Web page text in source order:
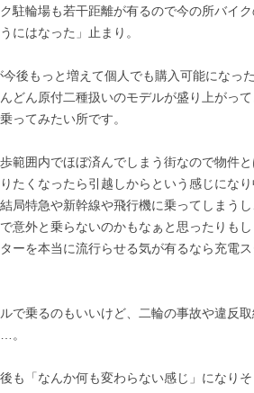
駐輪場も若干距離が有るので今の所バイク
にはなった」止まり。
後もっと増えて個人でも購入可能になっ
どん原付二種扱いのモデルが盛り上がっ
ってみたい所です。
範囲内でほぼ済んでしまう街なので物件
たくなったら引越しからという感じにな
局特急や新幹線や飛行機に乗ってしまう
意外と乗らないのかもなぁと思ったりも
ーを本当に流行らせる気が有るなら充電
で乗るのもいいけど、二輪の事故や違反
。
も「なんか何も変わらない感じ」になり